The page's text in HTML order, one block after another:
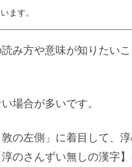
ます。
み方や意味が知りたい
場合が多いです。
の左側」に着目して、
のさんずい無しの漢字